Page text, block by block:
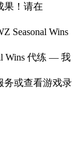
果！请在
Seasonal Wins
Wins 代练 — 我
务或查看游戏录